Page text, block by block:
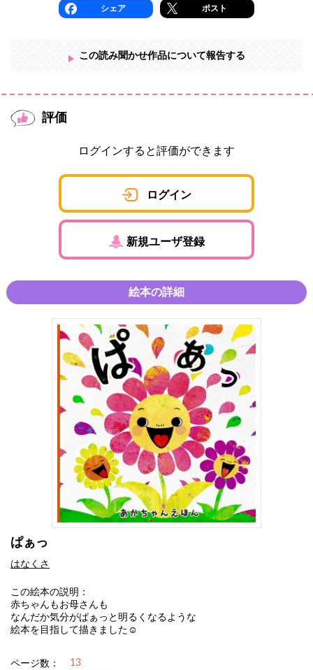
シェア ポスト
この読み聞かせ作品について報告する
評価
ログインすると評価ができます
ログイン
新規ユーザ登録
絵本の詳細
ぱぁっ
はなくさ
この絵本の説明：
赤ちゃんもお母さんも
なんだか気分がぱぁっと明るくなるような
絵本を目指して描きました☺︎
ページ数： 13